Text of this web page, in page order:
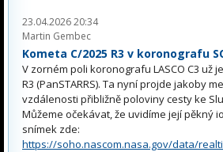
23.04.2026 20:34
Martin Gembec
Kometa C/2025 R3 v koronografu
V zorném poli koronografu LASCO C3 už
R3 (PanSTARRS). Ta nyní projde jakoby
vzdálenosti přibližně poloviny cesty ke
Můžeme očekávat, že uvidíme její pěkný
snímek zde:
https://soho.nascom.nasa.gov/data/